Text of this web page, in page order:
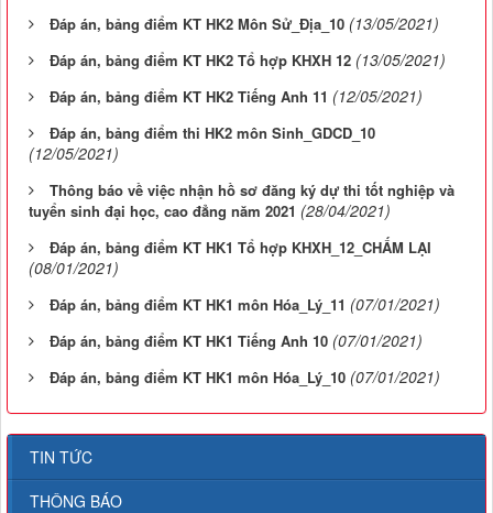
Đáp án, bảng điểm KT HK2 Môn Sử_Địa_10 (13/05/2021)
Đáp án, bảng điểm KT HK2 Tổ hợp KHXH 12 (13/05/2021)
Đáp án, bảng điểm KT HK2 Tiếng Anh 11 (12/05/2021)
Đáp án, bảng điểm thi HK2 môn Sinh_GDCD_10
(12/05/2021)
Thông báo về việc nhận hồ sơ đăng ký dự thi tốt nghiệp và
tuyển sinh đại học, cao đẳng năm 2021 (28/04/2021)
Đáp án, bảng điểm KT HK1 Tổ hợp KHXH_12_CHẤM LẠI
(08/01/2021)
Đáp án, bảng điểm KT HK1 môn Hóa_Lý_11 (07/01/2021)
Đáp án, bảng điểm KT HK1 Tiếng Anh 10 (07/01/2021)
Đáp án, bảng điểm KT HK1 môn Hóa_Lý_10 (07/01/2021)
TIN TỨC
THÔNG BÁO